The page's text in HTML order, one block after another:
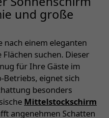
und große
nach einem eleganten
suchen. Dieser
für Ihre Gäste im
eignet sich
besonders
Mittelstockschirm
angenehmen Schatten